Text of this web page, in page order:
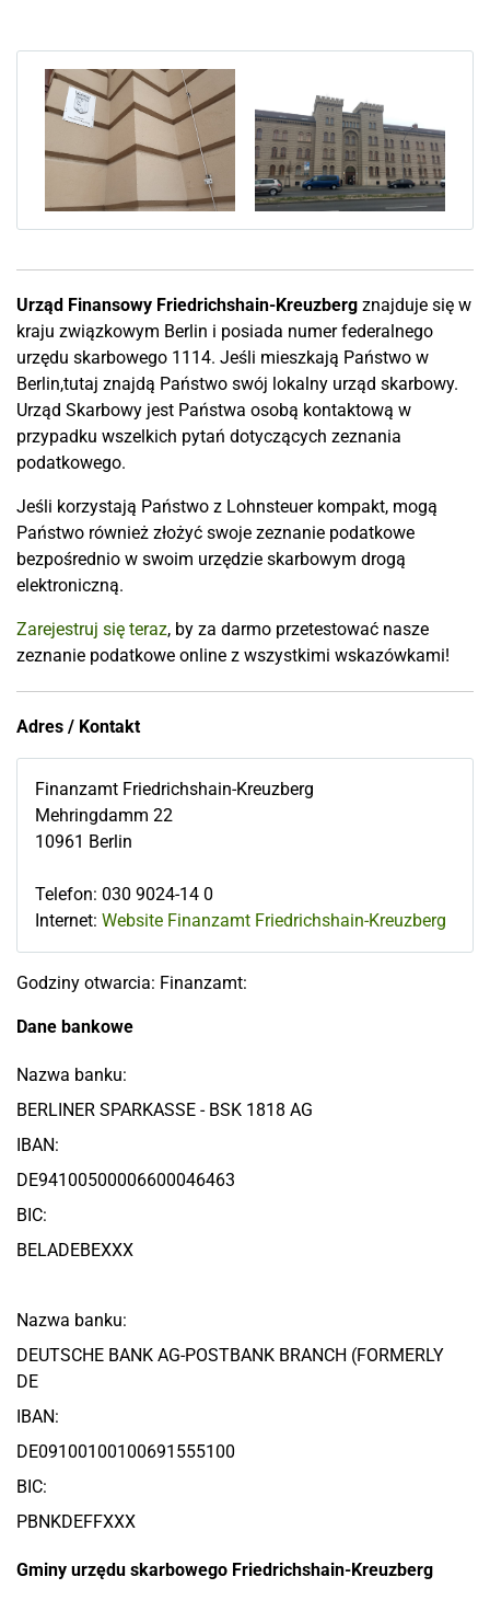
Urząd Finansowy Friedrichshain-Kreuzberg znajduje się w
kraju związkowym Berlin i posiada numer federalnego
urzędu skarbowego 1114. Jeśli mieszkają Państwo w
Berlin,tutaj znajdą Państwo swój lokalny urząd skarbowy.
Urząd Skarbowy jest Państwa osobą kontaktową w
przypadku wszelkich pytań dotyczących zeznania
podatkowego.
Jeśli korzystają Państwo z Lohnsteuer kompakt, mogą
Państwo również złożyć swoje zeznanie podatkowe
bezpośrednio w swoim urzędzie skarbowym drogą
elektroniczną.
Zarejestruj się teraz, by za darmo przetestować nasze
zeznanie podatkowe online z wszystkimi wskazówkami!
Adres / Kontakt
Finanzamt Friedrichshain-Kreuzberg
Mehringdamm 22
10961 Berlin
Telefon: 030 9024-14 0
Internet: Website Finanzamt Friedrichshain-Kreuzberg
Godziny otwarcia: Finanzamt:
Dane bankowe
Nazwa banku:
BERLINER SPARKASSE - BSK 1818 AG
IBAN:
DE94100500006600046463
BIC:
BELADEBEXXX
Nazwa banku:
DEUTSCHE BANK AG-POSTBANK BRANCH (FORMERLY
DE
IBAN:
DE09100100100691555100
BIC:
PBNKDEFFXXX
Gminy urzędu skarbowego Friedrichshain-Kreuzberg